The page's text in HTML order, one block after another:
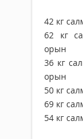
42 кг
62 кг
орын
36 кг
орын
50 кг
69 кг
54 кг